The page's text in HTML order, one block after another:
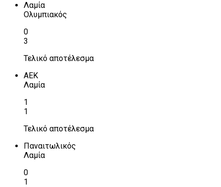
Λαμία
Ολυμπιακός
0
3
Τελικό αποτέλεσμα
ΑΕΚ
Λαμία
1
1
Τελικό αποτέλεσμα
Παναιτωλικός
Λαμία
0
1